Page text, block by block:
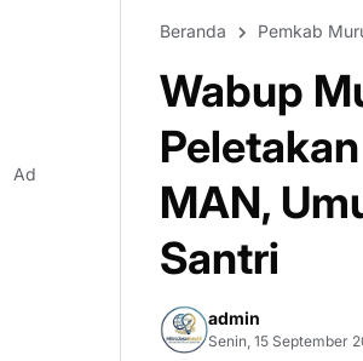
Beranda Pemkab
Wabup
MAN,
Santri
admin
Senin, 15 September
Ad